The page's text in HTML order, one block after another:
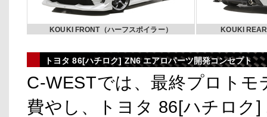
KOUKI FRONT（ハーフスポイラー） KOUKI
トヨタ 86[ハチロク] ZN6 エアロパーツ開発コンセプト
C-WESTでは、最終プロト
費やし、トヨタ 86[ハチロク